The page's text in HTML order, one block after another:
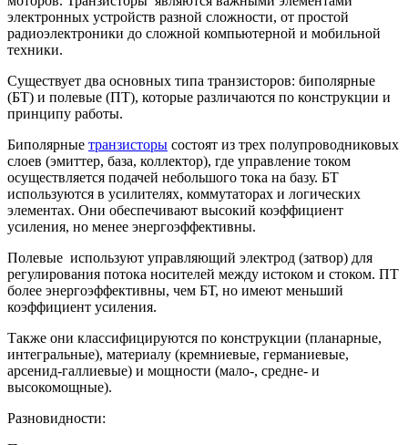
электронных устройств разной сложности, от простой
радиоэлектроники до сложной компьютерной и мобильной
техники.
Существует два основных типа транзисторов: биполярные
(БТ) и полевые (ПТ), которые различаются по конструкции и
принципу работы.
Биполярные транзисторы состоят из трех полупроводниковых
слоев (эмиттер, база, коллектор), где управление током
осуществляется подачей небольшого тока на базу. БТ
используются в усилителях, коммутаторах и логических
элементах. Они обеспечивают высокий коэффициент
усиления, но менее энергоэффективны.
Полевые используют управляющий электрод (затвор) для
регулирования потока носителей между истоком и стоком. ПТ
более энергоэффективны, чем БТ, но имеют меньший
коэффициент усиления.
Также они классифицируются по конструкции (планарные,
интегральные), материалу (кремниевые, германиевые,
арсенид-галлиевые) и мощности (мало-, средне- и
высокомощные).
Разновидности: